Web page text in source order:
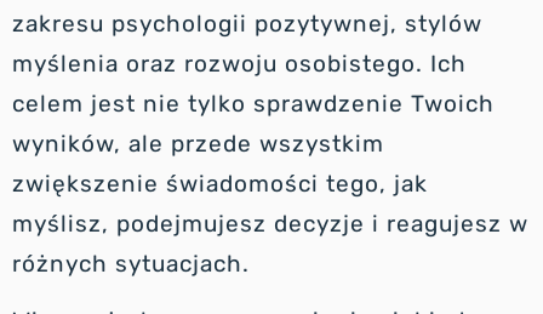
zakresu psychologii pozytywnej, stylów
myślenia oraz rozwoju osobistego. Ich
celem jest nie tylko sprawdzenie Twoich
wyników, ale przede wszystkim
zwiększenie świadomości tego, jak
myślisz, podejmujesz decyzje i reagujesz w
różnych sytuacjach.